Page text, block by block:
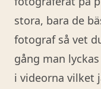
stora, bara de
fotograf så vet
gång man
i videorna vilket